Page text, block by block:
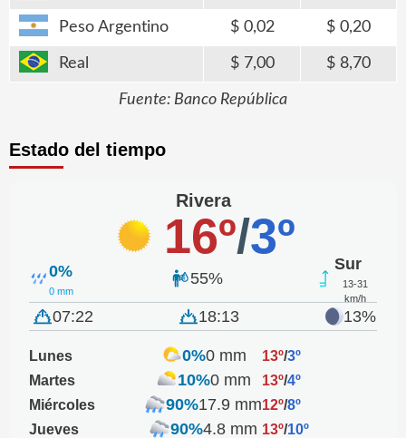
Peso Argentino 0,02 0,20
Real 7,00 8,70
Fuente: Banco República
Estado del tiempo
Rivera
16º/3º
0%
0 mm
55%
Sur
13-31
km/h
07:22 18:13 13%
Lunes 0%0 mm 13º/3º
Martes
10%0 mm 13º/4º
Miércoles
90%17.9 mm12º/8º
Jueves
90%4.8 mm 13º/10º